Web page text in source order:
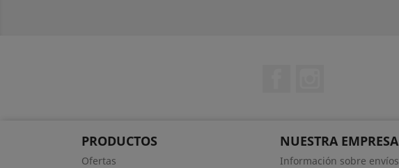
PRODUCTOS
Ofertas
NUESTRA EMPRESA
Información sobre envíos